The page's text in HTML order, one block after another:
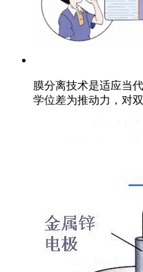
膜分离技术是适应当
学位差为推动力，对